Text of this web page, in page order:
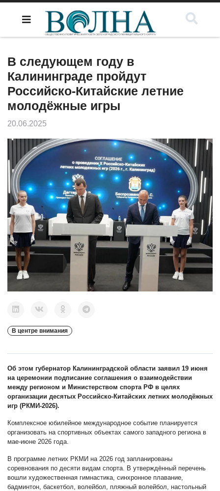
В следующем году в
Калининграде пройдут
Российско-Китайские летние
молодёжные игры
20.06.2025
В центре внимания
Об этом губернатор Калининградской области заявил 19 июня
на церемонии подписание соглашения о взаимодействии
между регионом и Министерством спорта РФ в целях
организации десятых Российско-Китайских летних молодёжных
игр (РКМИ-2026).
Комплексное юбилейное международное событие планируется
организовать на спортивных объектах самого западного региона в
мае-июне 2026 года.
В программе летних РКМИ на 2026 год запланированы
соревнования по десяти видам спорта. В утверждённый перечень
вошли художественная гимнастика, синхронное плавание,
бадминтон, баскетбол, волейбол, пляжный волейбол, настольный